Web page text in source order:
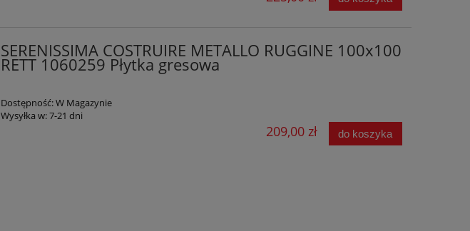
SERENISSIMA COSTRUIRE METALLO RUGGINE 100x100
RETT 1060259 Płytka gresowa
Dostępność:W Magazynie
Wysyłka w:7-21 dni
209,00 zł do koszyka